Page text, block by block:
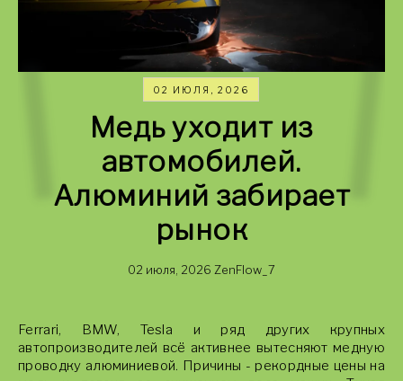
02 ИЮЛЯ, 2026
Медь уходит из
автомобилей.
Алюминий забирает
рынок
02 июля, 2026 ZenFlow_7
Ferrari, BMW, Tesla и ряд других крупных
автопроизводителей всё активнее вытесняют медную
проводку алюминиевой. Причины - рекордные цены на